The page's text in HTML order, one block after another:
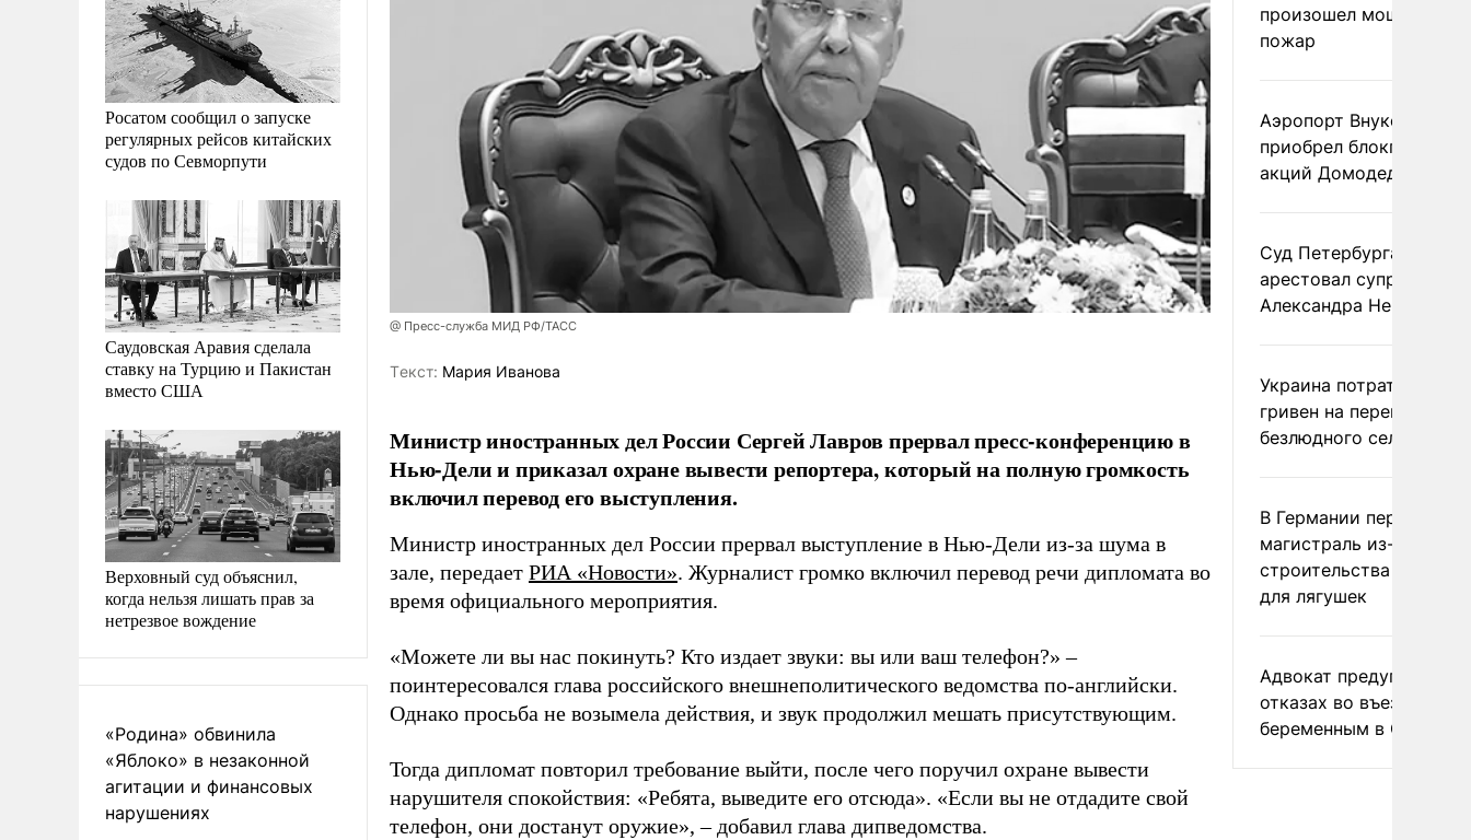
Росатом сообщил о запуске
регулярных рейсов китайских
судов по Севморпути
Саудовская Аравия сделала
ставку на Турцию и Пакистан
вместо США
Верховный суд объяснил,
когда нельзя лишать прав за
нетрезвое вождение
«Родина» обвинила
«Яблоко» в незаконной
агитации и финансовых
нарушениях
@ Пресс-служба МИД РФ/ТАСС
Tекст: Мария Иванова
Министр иностранных дел России Сергей Лавров прервал пресс-конференцию в
Нью-Дели и приказал охране вывести репортера, который на полную громкость
включил перевод его выступления.
Министр иностранных дел России прервал выступление в Нью-Дели из-за шума в
зале, передает РИА «Новости». Журналист громко включил перевод речи дипломата во
время официального мероприятия.
«Можете ли вы нас покинуть? Кто издает звуки: вы или ваш телефон?» –
поинтересовался глава российского внешнеполитического ведомства по-английски.
Однако просьба не возымела действия, и звук продолжил мешать присутствующим.
Тогда дипломат повторил требование выйти, после чего поручил охране вывести
нарушителя спокойствия: «Ребята, выведите его отсюда». «Если вы не отдадите свой
телефон, они достанут оружие», – добавил глава дипведомства.
произошел мощный
пожар
Аэропорт Внуково
приобрел блокпакет
акций Домодедово
Суд Петербурга заочно
арестовал супругу
Александра Невзорова
Украина потратила 1
гривен на
безлюдного села
В Германии перекрыли
магистраль из-за
строительства
для лягушек
Адвокат предупредил
отказах во въезде
беременным в США